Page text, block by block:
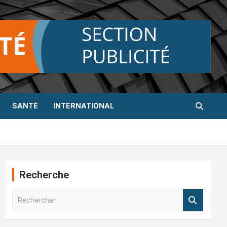
SANTÉ INTERNATIONAL
Recherche